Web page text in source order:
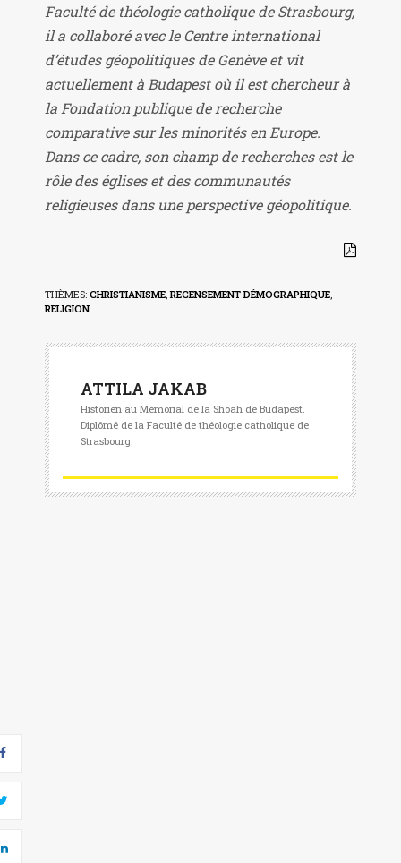
Faculté de théologie catholique de Strasbourg,
il a collaboré avec le Centre international
d’études géopolitiques de Genève et vit
actuellement à Budapest où il est chercheur à
la Fondation publique de recherche
comparative sur les minorités en Europe.
Dans ce cadre, son champ de recherches est le
rôle des églises et des communautés
religieuses dans une perspective géopolitique.
THÈMES: CHRISTIANISME ,RECENSEMENT DÉMOGRAPHIQUE
RELIGION
ATTILA JAKAB
Historien au Mémorial de la Shoah de Budapest.
Diplômé de la Faculté de théologie catholique de
Strasbourg.